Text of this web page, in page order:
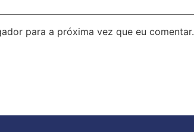
para a próxima vez que eu comentar.